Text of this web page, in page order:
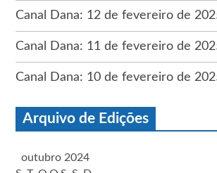
Canal Dana: 12 de fevereiro de
Canal Dana: 11 de fevereiro de
Canal Dana: 10 de fevereiro de
Arquivo de Edições
outubro 2024